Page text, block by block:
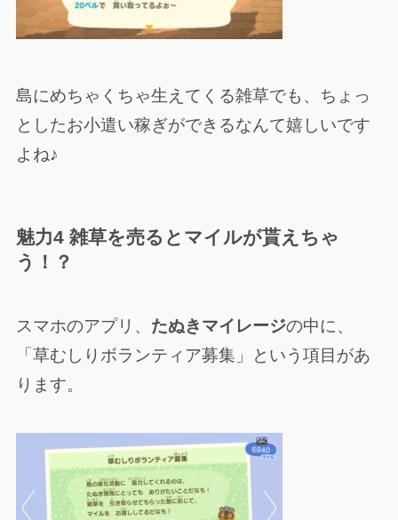
島にめちゃくちゃ生えてくる雑草でも、ちょっ
としたお小遣い稼ぎができるなんて嬉しいです
よね♪
魅力4 雑草を売るとマイルが貰えちゃ
う！？
スマホのアプリ、 たぬきマイレージの中に、
「草むしりボランティア募集」という項目があ
ります。